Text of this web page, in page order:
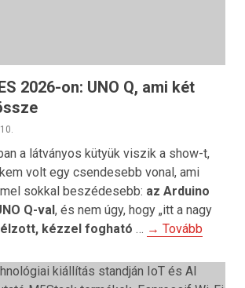
2026-on: UNO Q, ami két
a látványos kütyük viszik a show-t,
volt egy csendesebb vonal, ami
sokkal beszédesebb: az Arduino
Q-val, és nem úgy, hogy „itt a nagy
kézzel fogható … → Tovább